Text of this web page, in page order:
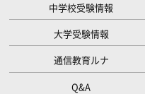
中学校受験情報
大学受験情報
通信教育ルナ
Q&A